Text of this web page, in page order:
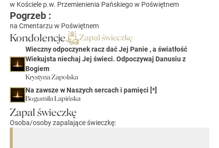
w Kościele p.w. Przemienienia Pańskiego w Poświętnem
Pogrzeb :
na Cmentarzu w Poświętnem
Kondolencje Zapal świeczkę
Wieczny odpoczynek racz dać Jej Panie , a światłość
Wiekujsta niechaj Jej świeci. Odpoczywaj Danusiu z
Bogiem
Krystyna Zapolska
Na zawsze w Naszych sercach i pamięci [*]
Bogumiła Łapińska
Zapal świeczkę
Osoba/osoby zapalające świeczkę: